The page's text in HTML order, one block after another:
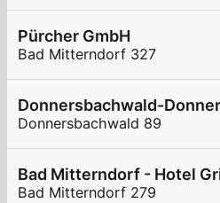
Pürcher GmbH
Bad Mitterndorf 327
Donnersbachwald-
Donnersbachwald 89
Bad Mitterndorf - Hotel
Bad Mitterndorf 279